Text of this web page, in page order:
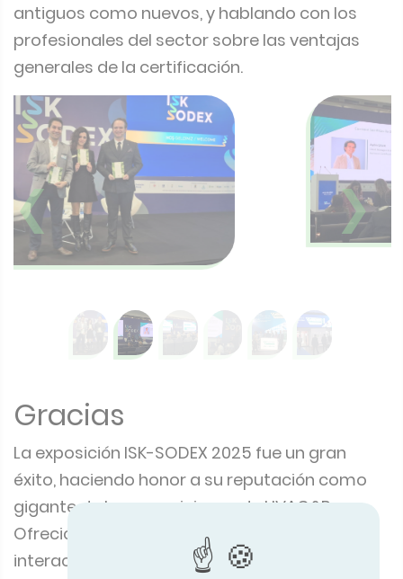
antiguos como nuevos, y hablando con los
profesionales del sector sobre las ventajas
generales de la certificación.
❮ ❯
Gracias
La exposición ISK-SODEX 2025 fue un gran
éxito, haciendo honor a su reputación como
gigante de las exposiciones de HVAC&R.
Ofreció una valiosa oportunidad para
interactuar con el mercado de Eurasia y abrir
los ojos de la industria a las ventajas de las